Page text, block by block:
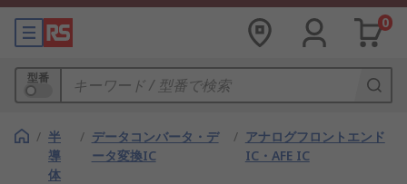
0
型番
/ 半
導
体
/ データコンバータ・デ
ータ変換IC
/ アナログフロントエンド
IC・AFE IC